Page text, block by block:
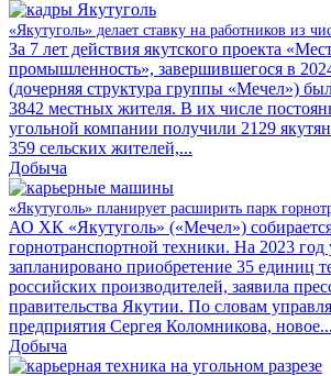
«Якутуголь» делает ставку на работников из
За 7 лет действия якутского проекта
промышленность», завершившегося в
(дочерняя структура группы «Мечел»)
3842 местных жителя. В их числе
угольной компании получили 2129
359 сельских жителей,...
Добыча
«Якутуголь» планирует расширить парк
АО ХК «Якутуголь» («Мечел»)
горнотранспортной техники. На 2023
запланировано приобретение 35 единиц
российских производителей, заявила
правительства Якутии. По словам
предприятия Сергея Коломникова, новое...
Добыча